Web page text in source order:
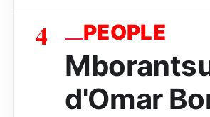
4 PEOPLE
d'Omar